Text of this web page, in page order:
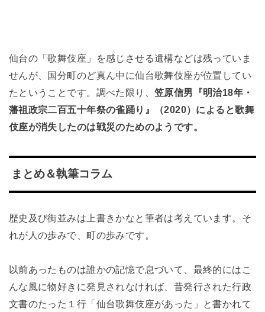
仙台の「歌舞伎座」を感じさせる遺構などは残っていま
せんが、国分町のど真ん中に仙台歌舞伎座が位置してい
たということです。調べた限り、笠原信男『明治18年・
藩祖政宗二百五十年祭の雀踊り』（2020）によると歌舞
伎座が消失したのは戦災のためのようです。
まとめ＆執筆コラム
歴史及び街並みは上書きかなと筆者は考えています。そ
れが人の歩みで、町の歩みです。
以前あったものは誰かの記憶で息づいて、最終的にはこ
んな風に物好きに発見されなければ、昔発行された行政
文書のたった１行「仙台歌舞伎座があった」と書かれて